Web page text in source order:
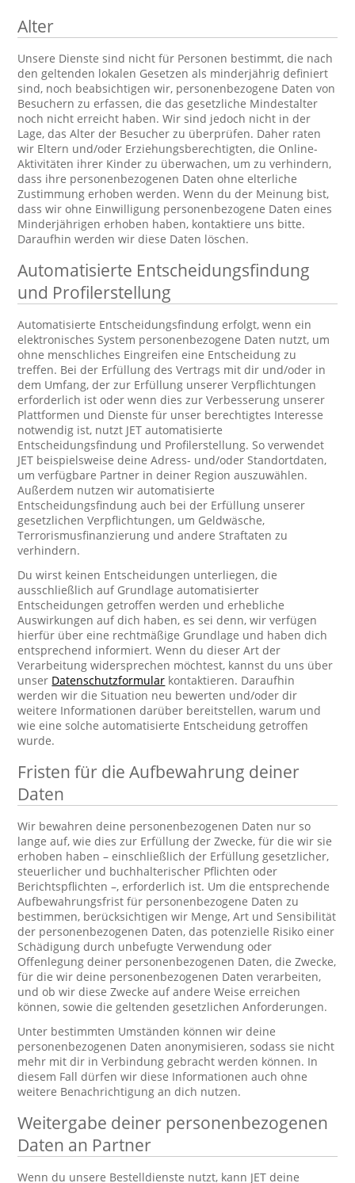
Alter
Unsere Dienste sind nicht für Personen bestimmt, die nach
den geltenden lokalen Gesetzen als minderjährig definiert
sind, noch beabsichtigen wir, personenbezogene Daten von
Besuchern zu erfassen, die das gesetzliche Mindestalter
noch nicht erreicht haben. Wir sind jedoch nicht in der
Lage, das Alter der Besucher zu überprüfen. Daher raten
wir Eltern und/oder Erziehungsberechtigten, die Online-
Aktivitäten ihrer Kinder zu überwachen, um zu verhindern,
dass ihre personenbezogenen Daten ohne elterliche
Zustimmung erhoben werden. Wenn du der Meinung bist,
dass wir ohne Einwilligung personenbezogene Daten eines
Minderjährigen erhoben haben, kontaktiere uns bitte.
Daraufhin werden wir diese Daten löschen.
Automatisierte Entscheidungsfindung
und Profilerstellung
Automatisierte Entscheidungsfindung erfolgt, wenn ein
elektronisches System personenbezogene Daten nutzt, um
ohne menschliches Eingreifen eine Entscheidung zu
treffen. Bei der Erfüllung des Vertrags mit dir und/oder in
dem Umfang, der zur Erfüllung unserer Verpflichtungen
erforderlich ist oder wenn dies zur Verbesserung unserer
Plattformen und Dienste für unser berechtigtes Interesse
notwendig ist, nutzt JET automatisierte
Entscheidungsfindung und Profilerstellung. So verwendet
JET beispielsweise deine Adress- und/oder Standortdaten,
um verfügbare Partner in deiner Region auszuwählen.
Außerdem nutzen wir automatisierte
Entscheidungsfindung auch bei der Erfüllung unserer
gesetzlichen Verpflichtungen, um Geldwäsche,
Terrorismusfinanzierung und andere Straftaten zu
verhindern.
Du wirst keinen Entscheidungen unterliegen, die
ausschließlich auf Grundlage automatisierter
Entscheidungen getroffen werden und erhebliche
Auswirkungen auf dich haben, es sei denn, wir verfügen
hierfür über eine rechtmäßige Grundlage und haben dich
entsprechend informiert. Wenn du dieser Art der
Verarbeitung widersprechen möchtest, kannst du uns über
unser Datenschutzformular kontaktieren. Daraufhin
werden wir die Situation neu bewerten und/oder dir
weitere Informationen darüber bereitstellen, warum und
wie eine solche automatisierte Entscheidung getroffen
wurde.
Fristen für die Aufbewahrung deiner
Daten
Wir bewahren deine personenbezogenen Daten nur so
lange auf, wie dies zur Erfüllung der Zwecke, für die wir sie
erhoben haben – einschließlich der Erfüllung gesetzlicher,
steuerlicher und buchhalterischer Pflichten oder
Berichtspflichten –, erforderlich ist. Um die entsprechende
Aufbewahrungsfrist für personenbezogene Daten zu
bestimmen, berücksichtigen wir Menge, Art und Sensibilität
der personenbezogenen Daten, das potenzielle Risiko einer
Schädigung durch unbefugte Verwendung oder
Offenlegung deiner personenbezogenen Daten, die Zwecke,
für die wir deine personenbezogenen Daten verarbeiten,
und ob wir diese Zwecke auf andere Weise erreichen
können, sowie die geltenden gesetzlichen Anforderungen.
Unter bestimmten Umständen können wir deine
personenbezogenen Daten anonymisieren, sodass sie nicht
mehr mit dir in Verbindung gebracht werden können. In
diesem Fall dürfen wir diese Informationen auch ohne
weitere Benachrichtigung an dich nutzen.
Weitergabe deiner personenbezogenen
Daten an Partner
Wenn du unsere Bestelldienste nutzt, kann JET deine